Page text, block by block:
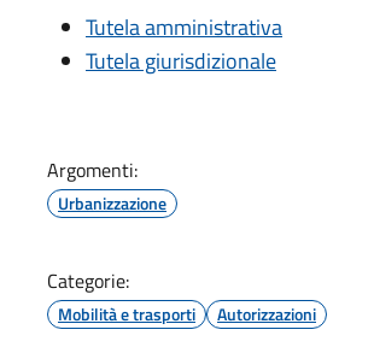
Tutela amministrativa
Tutela giurisdizionale
Argomenti:
Urbanizzazione
Categorie:
Mobilità e trasporti Autorizzazioni